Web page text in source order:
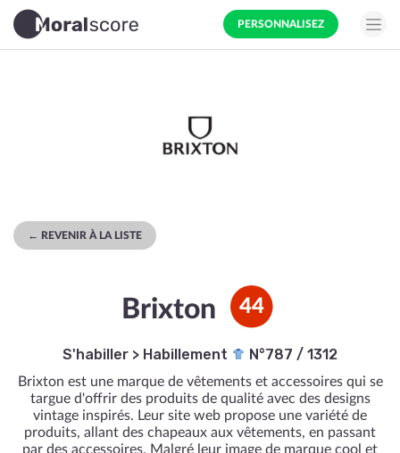
PERSONNALISEZ
← REVENIR À LA LISTE
Brixton 44
S'habiller > Habillement N°787 / 1312
Brixton est une marque de vêtements et accessoires qui se
targue d'offrir des produits de qualité avec des designs
vintage inspirés. Leur site web propose une variété de
produits, allant des chapeaux aux vêtements, en passant
par des accessoires. Malgré leur image de marque cool et